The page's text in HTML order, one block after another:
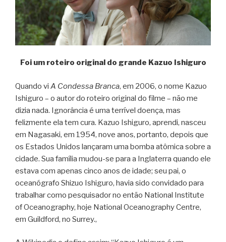
Foi um roteiro original do grande Kazuo Ishiguro
Quando vi A Condessa Branca, em 2006, o nome Kazuo
Ishiguro – o autor do roteiro original do filme – não me
dizia nada. Ignorância é uma terrível doença, mas
felizmente ela tem cura. Kazuo Ishiguro, aprendi, nasceu
em Nagasaki, em 1954, nove anos, portanto, depois que
os Estados Unidos lançaram uma bomba atômica sobre a
cidade. Sua família mudou-se para a Inglaterra quando ele
estava com apenas cinco anos de idade; seu pai, o
oceanógrafo Shizuo Ishiguro, havia sido convidado para
trabalhar como pesquisador no então National Institute
of Oceanography, hoje National Oceanography Centre,
em Guildford, no Surrey.,